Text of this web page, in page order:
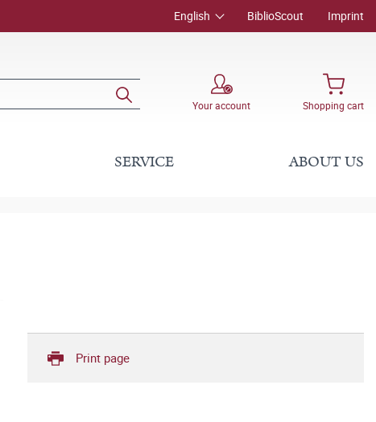
English BiblioScout Imprint
Your account Shopping cart
SERVICE ABOUT US
Print page